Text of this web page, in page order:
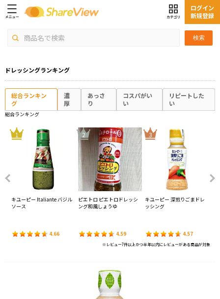
検索
ログイン
新規登録
ドレッシングランキング
総合ランキン
グ
濃
厚
あっさ
り
コスパがい
い
リピートした
い
総合ランキング
1
キユーピー Italiante バジル
ソース
4.66
2
ピエトロ ピエトロドレッシ
ング和風しょうゆ
4.59
3
キユーピー 深煎りごまドレ
ッシング
4.57
※レビュー7件以上かつ半年以内にレビューがある商品が対象